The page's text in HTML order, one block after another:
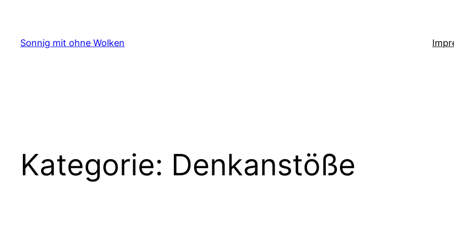
springen
Sonnig mit ohne Wolken
Kategorie: Denkanstöße